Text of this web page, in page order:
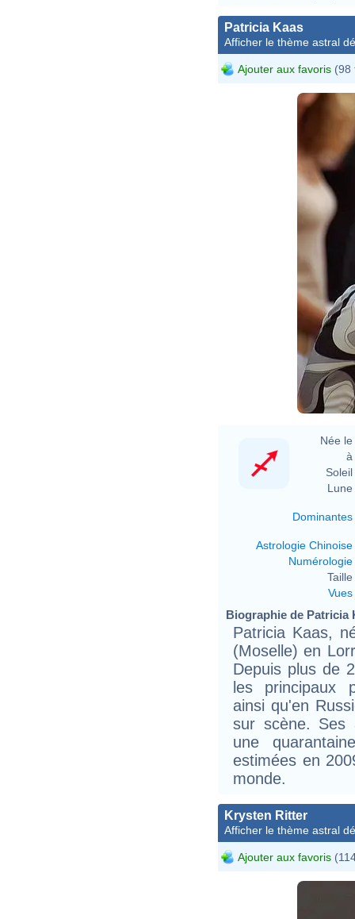
Patricia Kaas
Afficher le thème astral
Ajouter aux favoris (98
Née le
à
Soleil
Lune
Dominantes
Astrologie Chinoise
Numérologie
Taille
Vues
Biographie de Patricia
Patricia Kaas,
(Moselle) en
Depuis plus de
les principaux
ainsi qu'en
sur scène. Ses
une
estimées en
monde.
Krysten Ritter
Afficher le thème astral
Ajouter aux favoris